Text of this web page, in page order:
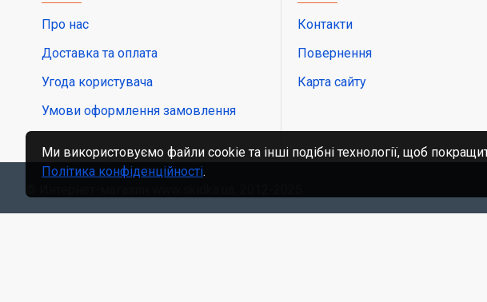
Про нас
Доставка та оплата
Угода користувача
Умови оформлення замовлення
Контакти
Повернення
Карта сайту
Ми використовуємо файли cookie та інші подібні технології, щоб
Політика конфіденційності.